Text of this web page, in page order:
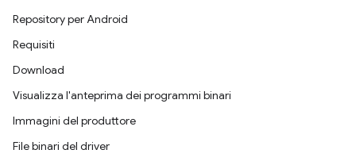
Repository per Android
Requisiti
Download
Visualizza l'anteprima dei programmi binari
Immagini del produttore
File binari del driver